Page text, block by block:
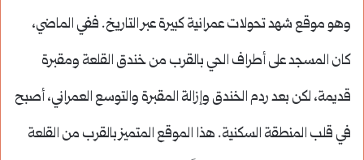
وهو موقع شهد تحولات عمرانية كبيرة عبر التاريخ. ففي الماضي،
كان المسجد على أطراف الحي بالقرب من خندق القلعة ومقبرة
قديمة، لكن بعد ردم الخندق وإزالة المقبرة والتوسع العمراني، أصبح
في قلب المنطقة السكنية. هذا الموقع المتميز بالقرب من القلعة